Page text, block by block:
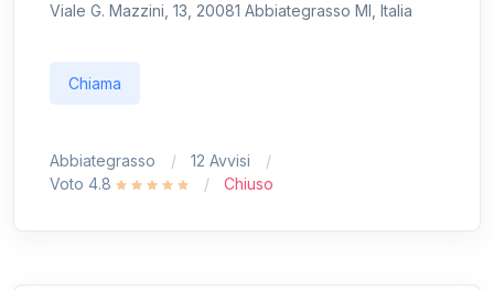
Viale G. Mazzini, 13, 20081 Abbiategrasso MI, Italia
Chiama
Abbiategrasso
12 Avvisi
Voto 4.8
Chiuso